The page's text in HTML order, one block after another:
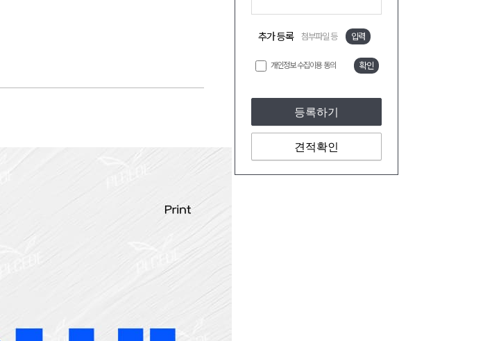
추가 등록 첨부파일 등 입력
개인정보 수집이용 동의 확인
등록하기
견적확인